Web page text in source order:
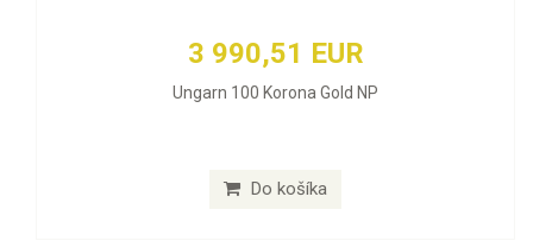
3 990,51 EUR
Ungarn 100 Korona Gold NP
Do košíka